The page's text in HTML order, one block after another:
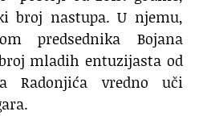
broj nastupa. U njemu,
predsednika Bojana
mladih entuzijasta od
Radonjića vredno uči